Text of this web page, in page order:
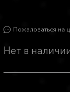
Пожаловаться на
Нет в